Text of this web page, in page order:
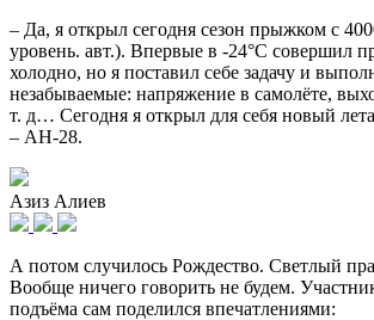
– Да, я открыл сегодня сезон прыжком с
уровень. авт.). Впервые в -24°С совершил
холодно, но я поставил себе задачу и
незабываемые: напряжение в самолёте,
т. д… Сегодня я открыл для себя новый
– АН-28.
Азиз Алиев
А потом случилось Рождество. Светлый
Вообще ничего говорить не будем.
подъёма сам поделился впечатлениями: